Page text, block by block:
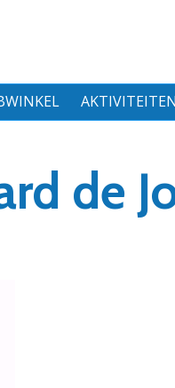
AKTIVITEITEN
de